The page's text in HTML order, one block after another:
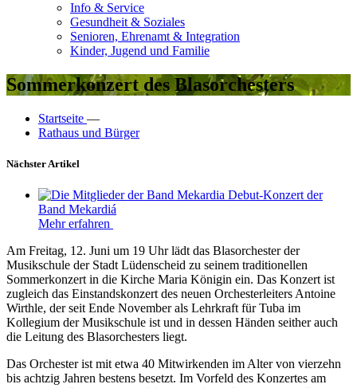
Info & Service
Gesundheit & Soziales
Senioren, Ehrenamt & Integration
Kinder, Jugend und Familie
Sommerkonzert des Blasorchesters
Startseite —
Rathaus und Bürger
Nächster Artikel
Debut-Konzert der
Band Mekardiá
Mehr erfahren
Am Freitag, 12. Juni um 19 Uhr lädt das Blasorchester der
Musikschule der Stadt Lüdenscheid zu seinem traditionellen
Sommerkonzert in die Kirche Maria Königin ein. Das Konzert ist
zugleich das Einstandskonzert des neuen Orchesterleiters Antoine
Wirthle, der seit Ende November als Lehrkraft für Tuba im
Kollegium der Musikschule ist und in dessen Händen seither auch
die Leitung des Blasorchesters liegt.
Das Orchester ist mit etwa 40 Mitwirkenden im Alter von vierzehn
bis achtzig Jahren bestens besetzt. Im Vorfeld des Konzertes am